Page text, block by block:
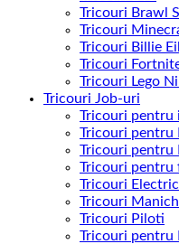
Tricouri Brawl
Tricouri
Tricouri Billie
Tricouri
Tricouri Lego
Tricouri Job-uri
Tricouri pentru
Tricouri pentru
Tricouri pentru
Tricouri pentru
Tricouri
Tricouri
Tricouri Piloti
Tricouri pentru